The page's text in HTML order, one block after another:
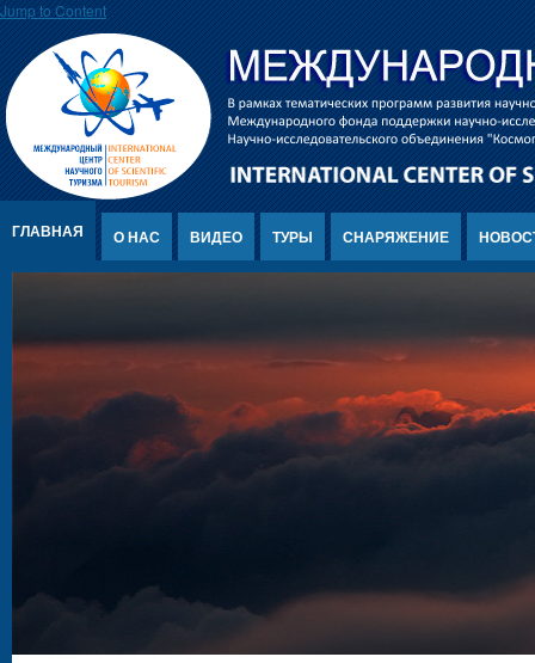
Jump to Content
ГЛАВНАЯ О НАС ВИДЕО ТУРЫ СНАРЯЖЕНИЕ